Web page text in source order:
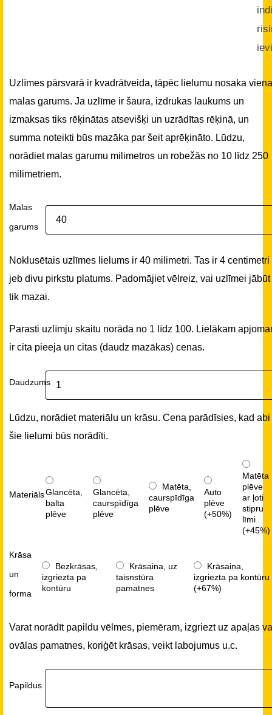
Uzlīmes pārsvarā ir kvadrātveida, tāpēc lielumu nosaka
malas garums. Ja uzlīme ir šaura, izdrukas laukums un
izmaksas tiks rēķinātas atsevišķi un uzrādītas rēķinā, un
summa noteikti būs mazāka par šeit aprēķināto. Lūdzu,
norādiet malas garumu milimetros un robežās no 10 līdz 250
milimetriem.
Malas
garums
Noklusētais uzlīmes lielums ir 40 milimetri. Tas ir 4 centimetri
jeb divu pirkstu platums. Padomājiet vēlreiz, vai uzlīmei jābūt
tik mazai.
Parasti uzlīmju skaitu norāda no 1 līdz 100. Lielākam
ir cita pieeja un citas (daudz mazākas) cenas.
Daudzums
Lūdzu, norādiet materiālu un krāsu. Cena parādīsies, kad abi
šie lielumi būs norādīti.
MateriālsGlancēta,
balta
plēve
Glancēta,
caurspīdīga
plēve
Matēta,
caurspīdīga
plēve
Auto
plēve
(+50%)
Matēta
plēve
ar ļoti
stipru
līmi
(+45%)
Krāsa
un
forma
Bezkrāsas,
izgriezta pa
kontūru
Krāsaina, uz
taisnstūra
pamatnes
Krāsaina,
izgriezta pa kontūru
(+67%)
Varat norādīt papildu vēlmes, piemēram, izgriezt uz apaļas
ovālas pamatnes, koriģēt krāsas, veikt labojumus u.c.
Papildus